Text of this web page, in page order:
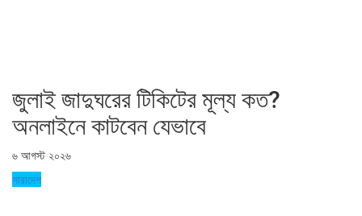
জুলাই জাদুঘরের টিকিটের মূল্য কত?
অনলাইনে কাটবেন যেভাবে
৬ আগস্ট ২০২৬
সারাদেশ